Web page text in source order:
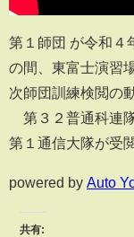
第１師団 が令和４
の間、東富士演習
次師団訓練検閲の
第３２普通科連
第１通信大隊が受
powered by Auto
共有: